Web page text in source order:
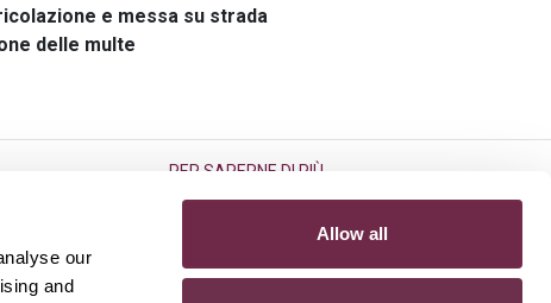
our
and
Allow all
e messa su strada
delle multe
PER SAPERNE DI PIÙ
Servizio di Preassegnazione